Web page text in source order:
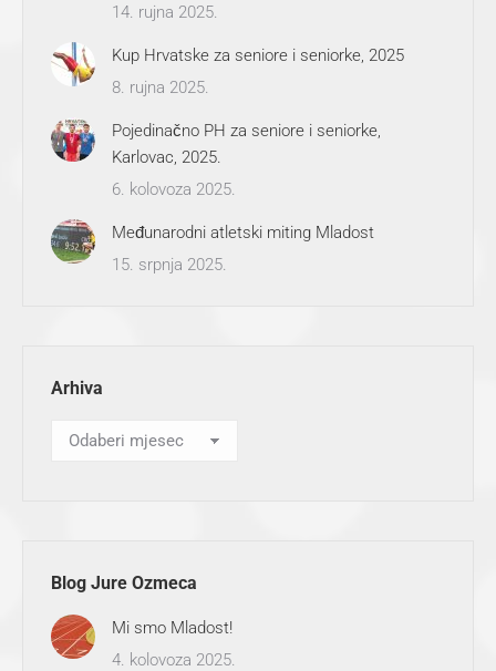
14. rujna 2025.
Kup Hrvatske za seniore i seniorke, 2025
8. rujna 2025.
Pojedinačno PH za seniore i seniorke,
Karlovac, 2025.
6. kolovoza 2025.
Međunarodni atletski miting Mladost
15. srpnja 2025.
Arhiva
Arhiva
Blog Jure Ozmeca
Mi smo Mladost!
4. kolovoza 2025.